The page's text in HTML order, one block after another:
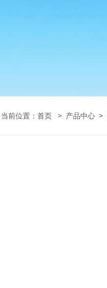
当前位置： 首页 > 产品中心 >